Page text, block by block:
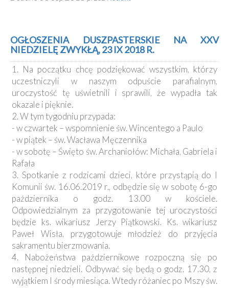
OGŁOSZENIA DUSZPASTERSKIE NA XXV
NIEDZIELĘ ZWYKŁĄ, 23 IX 2018 R.
1. Na początku chcę podziękować wszystkim, którzy
uczestniczyli w naszym odpuście parafialnym,
uroczystość tę uświetnili i sprawili, że wypadła tak
okazale i pięknie.
2. W tym tygodniu przypada:
- w czwartek – wspomnienie św. Wincentego a Paulo
- w piątek – św. Wacława Męczennika
- w sobotę – Święto św. Archaniołów: Michała, Gabriela i
Rafała
3. Spotkanie z rodzicami dzieci, które przystąpią do I
Komunii św. 16.06.2019 r., odbędzie się w sobotę 6-go
października o godz. 13.00 w kościele.
Odpowiedzialnym za przygotowanie tej uroczystości
będzie ks. wikariusz Jerzy Piątkowski. Ks. wikariusz
Paweł Wisła, przygotowuje młodzież do przyjęcia
sakramentu bierzmowania.
4. Nabożeństwa październikowe rozpoczną się po
następnej niedzieli. Odbywać się będą o godz. 17.30, z
wyjątkiem I środy miesiąca. Wtedy różaniec po Mszy św.